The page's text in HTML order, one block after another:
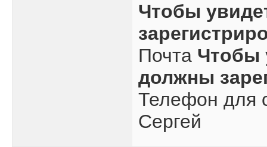
Чтобы
Почта Чтобы
должны
Телефон для
Сергей